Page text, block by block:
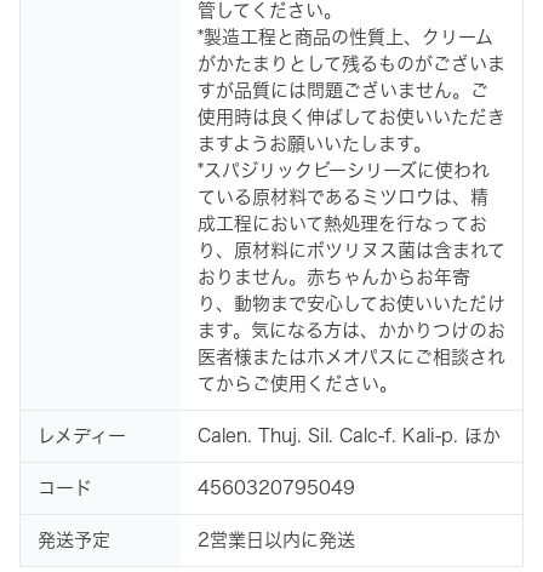
管してください。
*製造工程と商品の性質上、クリーム
がかたまりとして残るものがございま
すが品質には問題ございません。ご
使用時は良く伸ばしてお使いいただき
ますようお願いいたします。
*スパジリックビーシリーズに使われ
ている原材料であるミツロウは、精
成工程において熱処理を行なってお
り、原材料にボツリヌス菌は含まれて
おりません。赤ちゃんからお年寄
り、動物まで安心してお使いいただけ
ます。気になる方は、かかりつけのお
医者様またはホメオパスにご相談され
てからご使用ください。
レメディー Calen. Thuj. Sil. Calc-f. Kali-p. ほか
コード 4560320795049
発送予定 2営業日以内に発送